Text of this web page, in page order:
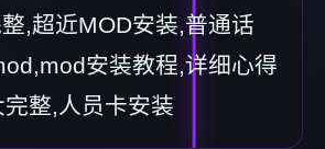
,超近MOD安装,普通话
安装教程,详细心得
完整,人员卡安装